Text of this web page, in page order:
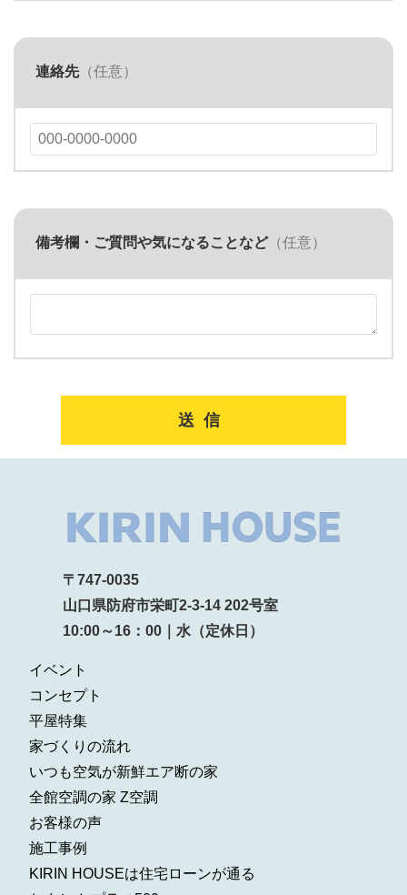
連絡先（任意）
備考欄・ご質問や気になることなど（任意）
〒747-0035
山口県防府市栄町2-3-14 202号室
10:00～16：00｜水（定休日）
イベント
コンセプト
平屋特集
家づくりの流れ
いつも空気が新鮮エア断の家
全館空調の家 Z空調
お客様の声
施工事例
KIRIN HOUSEは住宅ローンが通る